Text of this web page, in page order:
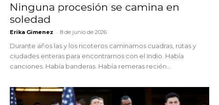
Ninguna procesión se camina en
soledad
Erika Gimenez - 8 de junio de 2026
Durante años las y los ricoteros caminamos cuadras, rutas y
ciudades enteras para encontrarnos con el Indio. Había
canciones. Había banderas. Había remeras recién...